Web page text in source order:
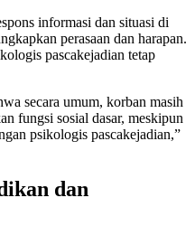
informasi dan situasi di
perasaan dan harapan.
pascakejadian tetap
secara umum, korban masih
fungsi sosial dasar, meskipun
psikologis pascakejadian,”
dan